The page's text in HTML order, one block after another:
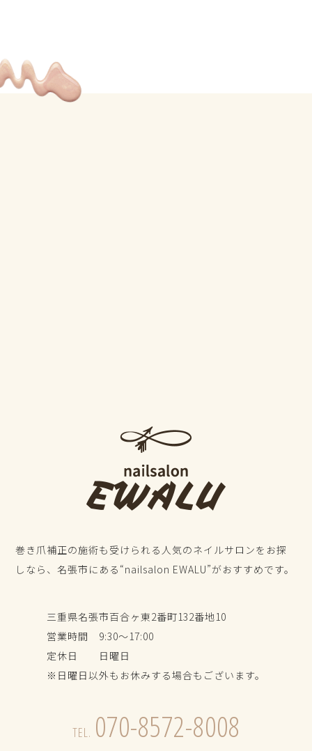
巻き爪補正の施術も受けられる人気のネイルサロンをお探
しなら、名張市にある“nailsalon EWALU”がおすすめです。
三重県名張市百合ヶ東2番町132番地10
営業時間 9:30～17:00
定休日 日曜日
※日曜日以外もお休みする場合もございます。
TEL. 070-8572-8008